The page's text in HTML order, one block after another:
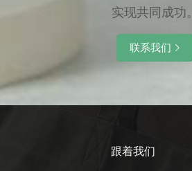
实现共同成功。
联系我们
跟着我们